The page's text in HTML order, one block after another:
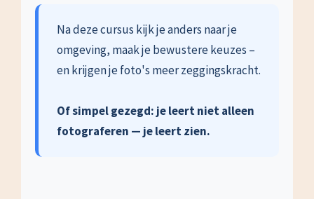
Na deze cursus kijk je anders naar je
omgeving, maak je bewustere keuzes –
en krijgen je foto's meer zeggingskracht.
Of simpel gezegd: je leert niet alleen
fotograferen — je leert zien.